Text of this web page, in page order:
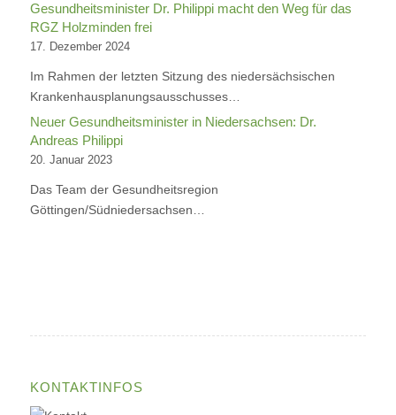
Gesundheitsminister Dr. Philippi macht den Weg für das
RGZ Holzminden frei
17. Dezember 2024
Im Rahmen der letzten Sitzung des niedersächsischen
Krankenhausplanungsausschusses…
Neuer Gesundheitsminister in Niedersachsen: Dr.
Andreas Philippi
20. Januar 2023
Das Team der Gesundheitsregion
Göttingen/Südniedersachsen…
KONTAKTINFOS